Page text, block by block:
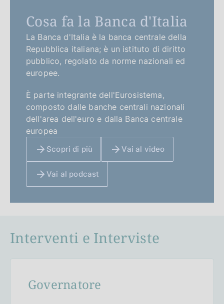
Cosa fa la Banca d'Italia
La Banca d'Italia è la banca centrale della
Repubblica italiana; è un istituto di diritto
pubblico, regolato da norme nazionali ed
europee.
È parte integrante dell'Eurosistema,
composto dalle banche centrali nazionali
dell'area dell'euro e dalla Banca centrale
europea
Scopri di più Vai al video
Vai al podcast
Interventi e Interviste
Governatore